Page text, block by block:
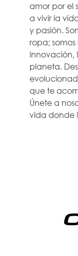
amor por el
a vivir la
y pasión.
ropa;
innovación,
planeta.
que te
Únete a
vida donde